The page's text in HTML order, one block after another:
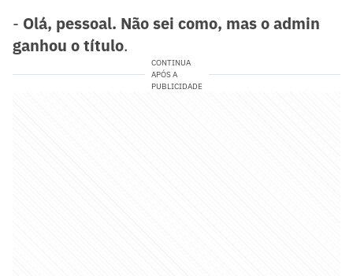
- Olá, pessoal. Não sei como, mas o admin
ganhou o título.
CONTINUA
APÓS A
PUBLICIDADE